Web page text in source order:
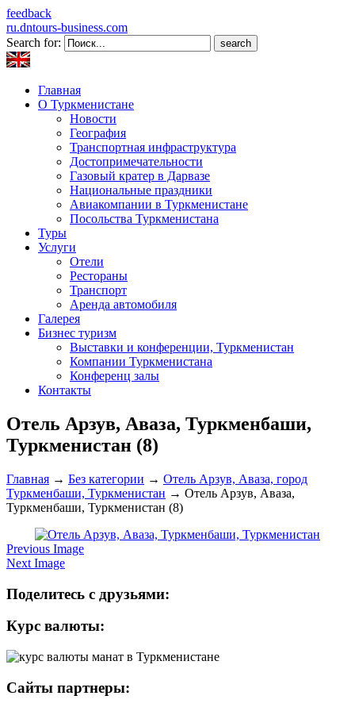
feedback
ru.dntours-business.com
Search for:
Главная
О Туркменистане
Новости
География
Транспортная инфраструктура
Достопримечательности
Газовый кратер в Дарвазе
Национальные праздники
Авиакомпании в Туркменистане
Посольства Туркменистана
Туры
Услуги
Отели
Рестораны
Транспорт
Аренда автомобиля
Галерея
Бизнес туризм
Выставки и конференции, Туркменистан
Компании Туркменистана
Конференц залы
Контакты
Отель Арзув, Аваза, Туркменбаши,
Туркменистан (8)
Главная → Без категории → Отель Арзув, Аваза, город
Туркменбаши, Туркменистан → Отель Арзув, Аваза,
Туркменбаши, Туркменистан (8)
Previous Image
Next Image
Поделитесь с друзьями:
Курс валюты:
Сайты партнеры: